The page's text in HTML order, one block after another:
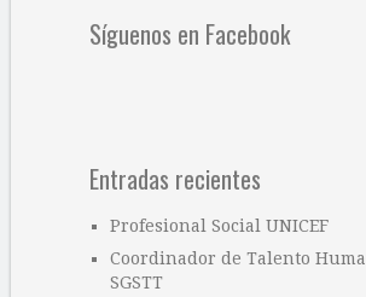
Síguenos en Facebook
Entradas recientes
Profesional Social UNICEF
Coordinador de Talento
SGSTT